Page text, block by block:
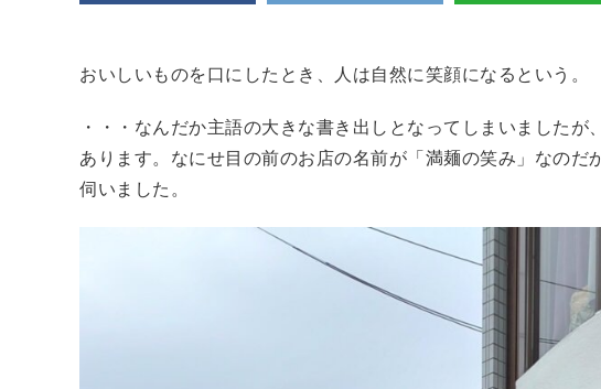
おいしいものを口にしたとき、人は自然に笑顔になるという。
・・・なんだか主語の大きな書き出しとなってしまいました
あります。なにせ目の前のお店の名前が「満麺の笑み」なのだ
伺いました。